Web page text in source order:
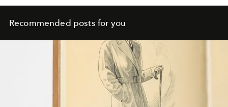
Recommended posts for you